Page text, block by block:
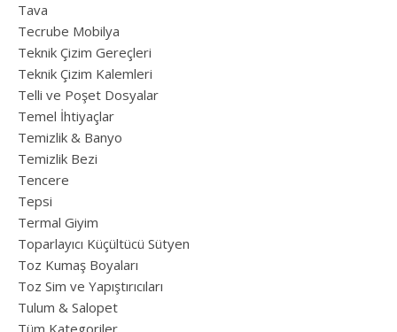
Tava
Tecrube Mobilya
Teknik Çizim Gereçleri
Teknik Çizim Kalemleri
Telli ve Poşet Dosyalar
Temel İhtiyaçlar
Temizlik & Banyo
Temizlik Bezi
Tencere
Tepsi
Termal Giyim
Toparlayıcı Küçültücü Sütyen
Toz Kumaş Boyaları
Toz Sim ve Yapıştırıcıları
Tulum & Salopet
Tüm Kategoriler